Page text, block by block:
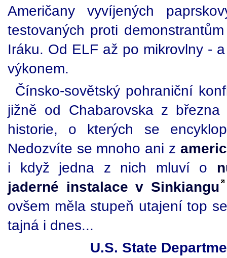
Američany vyvíjených
testovaných proti
Iráku. Od ELF až po mikrovlny -
výkonem.
Čínsko-sovětský pohraniční
jižně od Chabarovska z
historie, o kterých se
Nedozvíte se mnoho ani z
i když jedna z nich mluví o
jaderné instalace v Sinkiangu
ovšem měla stupeň utajení top
tajná i dnes...
U.S. State